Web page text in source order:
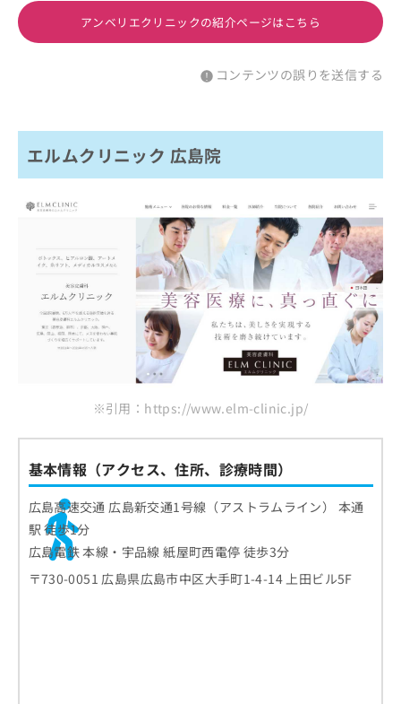
アンベリエクリニックの紹介ページはこちら
コンテンツの誤りを送信する
エルムクリニック 広島院
※引用：https://www.elm-clinic.jp/
基本情報（アクセス、住所、診療時間）
広島高速交通 広島新交通1号線（アストラムライン） 本通
駅 徒歩1分
広島電鉄 本線・宇品線 紙屋町西電停 徒歩3分
〒730-0051 広島県広島市中区大手町1-4-14 上田ビル5F